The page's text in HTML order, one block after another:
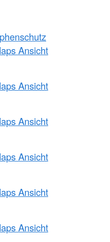
Ansicht
Ansicht
Ansicht
Ansicht
Ansicht
Ansicht